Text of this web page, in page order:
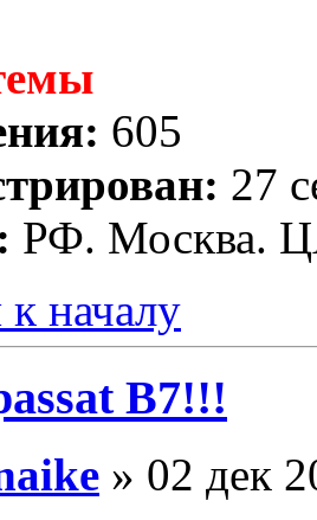
605
27
РФ. Москва.
началу
B7!!!
» 02 дек